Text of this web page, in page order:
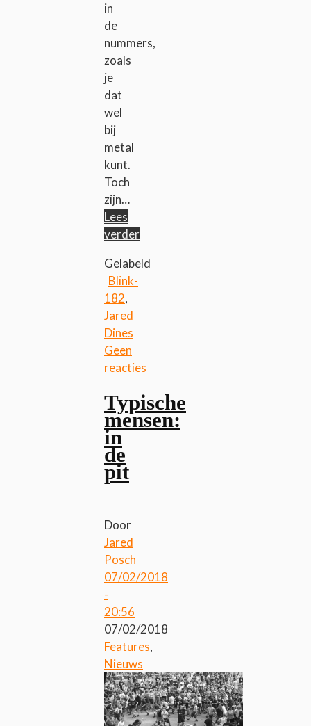
in
de
nummers,
zoals
je
dat
wel
bij
metal
kunt.
Toch
zijn…
Lees
verder
Gelabeld
Blink-
182,
Jared
Dines
Geen
reacties
Typische
mensen:
in
de
pit
Door
Jared
Posch
07/02/2018
-
20:56
07/02/2018
Features,
Nieuws